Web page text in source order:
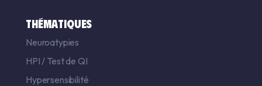
THÉMATIQUES
Neuroatypies
HPI / Test de QI
Hypersensibilité